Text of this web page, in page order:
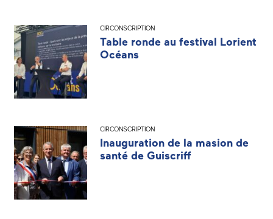
CIRCONSCRIPTION
Table ronde au festival Lorient
Océans
CIRCONSCRIPTION
Inauguration de la masion de
santé de Guiscriff